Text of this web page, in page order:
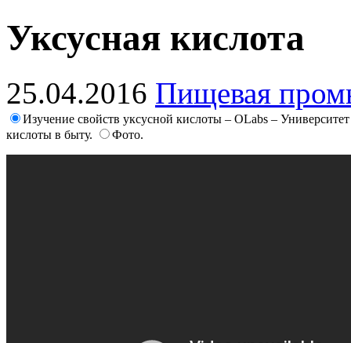
Уксусная кислота
25.04.2016 Пищевая
Изучение свойств уксусной кислоты – OLabs –
кислоты в быту.
Фото.